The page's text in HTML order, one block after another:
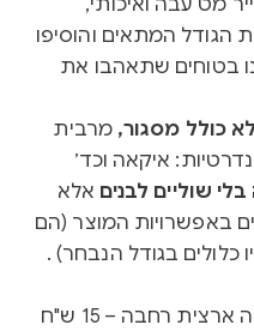
מט עבה ואיכותי,
הגודל המתאים והוסיפו
בטוחים שתאהבו את
כולל מסגור, מרבית
איקאה וכד׳
שוליים לבנים אלא
באפשרויות המוצר (הם
כלולים בגודל הנבחר) .
רחבה – 15 ש"ח